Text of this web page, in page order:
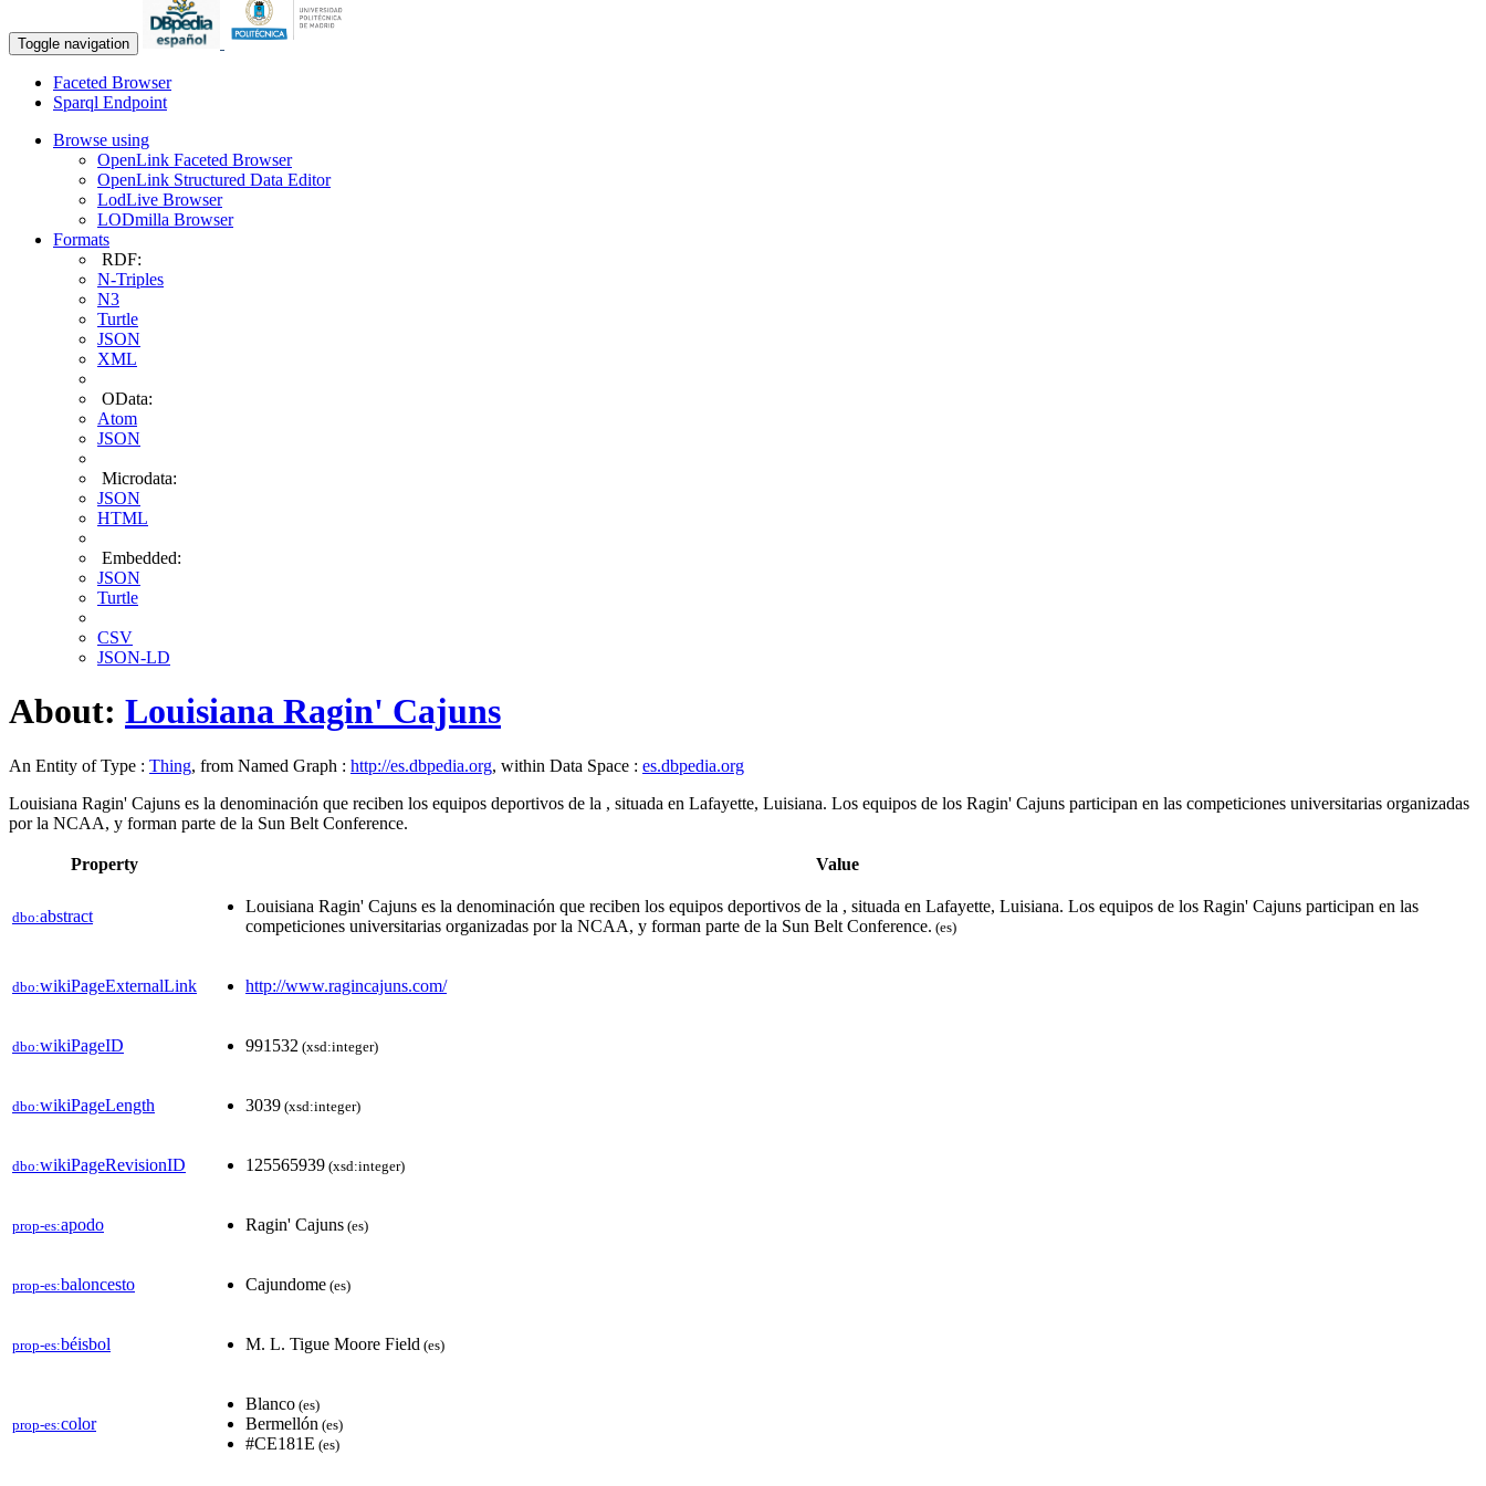
Toggle navigation
Faceted Browser
Sparql Endpoint
Browse using
OpenLink Faceted Browser
OpenLink Structured Data Editor
LodLive Browser
LODmilla Browser
Formats
RDF:
N-Triples
N3
Turtle
JSON
XML
OData:
Atom
JSON
Microdata:
JSON
HTML
Embedded:
JSON
Turtle
CSV
JSON-LD
About: Louisiana Ragin' Cajuns
An Entity of Type : Thing, from Named Graph : http://es.dbpedia.org, within Data Space : es.dbpedia.org
Louisiana Ragin' Cajuns es la denominación que reciben los equipos deportivos de la , situada en Lafayette, Luisiana. Los equipos de los Ragin' Cajuns participan en las competiciones universitarias organizadas
por la NCAA, y forman parte de la Sun Belt Conference.
Property Value
dbo:abstract
Louisiana Ragin' Cajuns es la denominación que reciben los equipos deportivos de la , situada en Lafayette, Luisiana. Los equipos de los Ragin' Cajuns participan en las
competiciones universitarias organizadas por la NCAA, y forman parte de la Sun Belt Conference. (es)
dbo:wikiPageExternalLink http://www.ragincajuns.com/
dbo:wikiPageID 991532 (xsd:integer)
dbo:wikiPageLength 3039 (xsd:integer)
dbo:wikiPageRevisionID 125565939 (xsd:integer)
prop-es:apodo Ragin' Cajuns (es)
prop-es:baloncesto Cajundome (es)
prop-es:béisbol M. L. Tigue Moore Field (es)
prop-es:color
Blanco (es)
Bermellón (es)
#CE181E (es)